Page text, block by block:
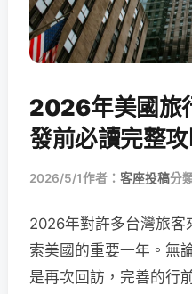
2026年美國旅
發前必讀完整
2026/5/1作者： 客座投稿分
2026年對許多台灣旅客
索美國的重要一年。無
是再次回訪，完善的行